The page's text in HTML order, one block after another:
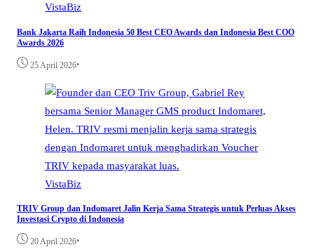
VistaBiz
Bank Jakarta Raih Indonesia 50 Best CEO Awards dan Indonesia Best COO
Awards 2026
25 April 2026•
VistaBiz
TRIV Group dan Indomaret Jalin Kerja Sama Strategis untuk Perluas Akses
Investasi Crypto di Indonesia
20 April 2026•